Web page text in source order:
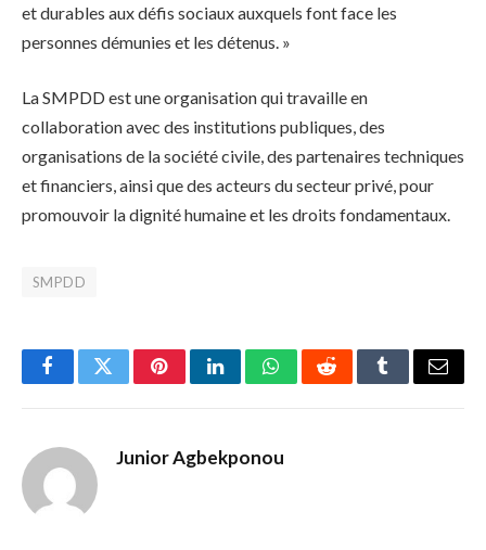
et durables aux défis sociaux auxquels font face les
personnes démunies et les détenus. »
La SMPDD est une organisation qui travaille en
collaboration avec des institutions publiques, des
organisations de la société civile, des partenaires techniques
et financiers, ainsi que des acteurs du secteur privé, pour
promouvoir la dignité humaine et les droits fondamentaux.
SMPDD
FacebookTwitterPinterestLinkedInWhatsAppRedditTumblrEmail
Junior Agbekponou